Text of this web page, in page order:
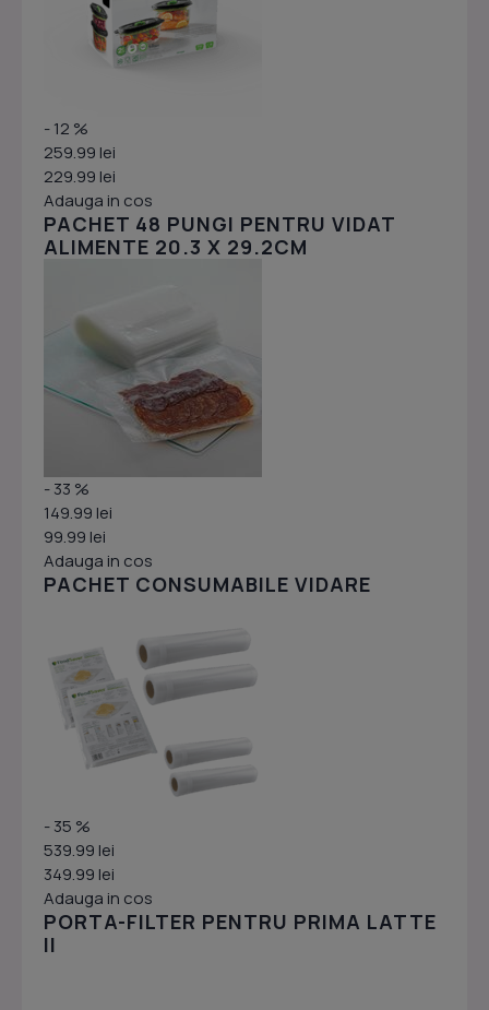
- 12 %
259.99 lei
229.99 lei
Adauga in cos
PACHET 48 PUNGI PENTRU VIDAT
ALIMENTE 20.3 X 29.2CM
- 33 %
149.99 lei
99.99 lei
Adauga in cos
PACHET CONSUMABILE VIDARE
- 35 %
539.99 lei
349.99 lei
Adauga in cos
PORTA-FILTER PENTRU PRIMA LATTE
II